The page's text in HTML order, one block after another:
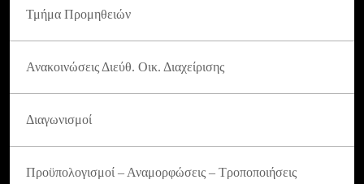
Τμήμα Προμηθειών
Ανακοινώσεις Διεύθ. Οικ. Διαχείρισης
Διαγωνισμοί
Προϋπολογισμοί – Αναμορφώσεις – Τροποποιήσεις